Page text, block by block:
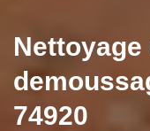
74920